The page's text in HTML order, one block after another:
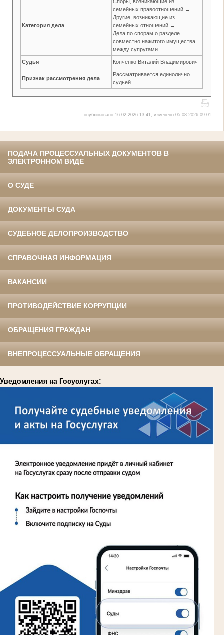
Категория дела
семейных правоотношений →
Другие, возникающие из
семейных отношений →
Дела по спорам о разделе
совместно нажитого имущества
между супругами
Судья Копченко Виталий Владимирович
Признак рассмотрения дела
Рассматривается единолично
судьей
опубликовано 16.02.2026 13:41, изменено 05.08.2026 09:01
ПОДАЧА ПРОЦЕССУАЛЬНЫХ ДОКУМЕНТОВ В
ЭЛЕКТРОННОМ ВИДЕ
О СУДЕ
ДОКУМЕНТЫ СУДА
СУДЕБНОЕ ДЕЛОПРОИЗВОДСТВО
СПРАВОЧНАЯ ИНФОРМАЦИЯ
ВАКАНСИИ
ПРОТИВОДЕЙСТВИЕ КОРРУПЦИИ
ОБРАЩЕНИЯ ГРАЖДАН
ВНЕПРОЦЕССУАЛЬНЫЕ ОБРАЩЕНИЯ
Уведомления на Госуслугах: